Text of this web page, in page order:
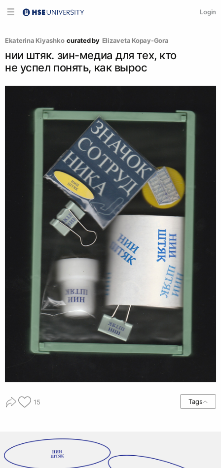
Login
Ekaterina Kiyashko curated by Elizaveta Kopay-Gora
нии штяк. зин-медиа для тех, кто
не успел понять, как вырос
15 Tags